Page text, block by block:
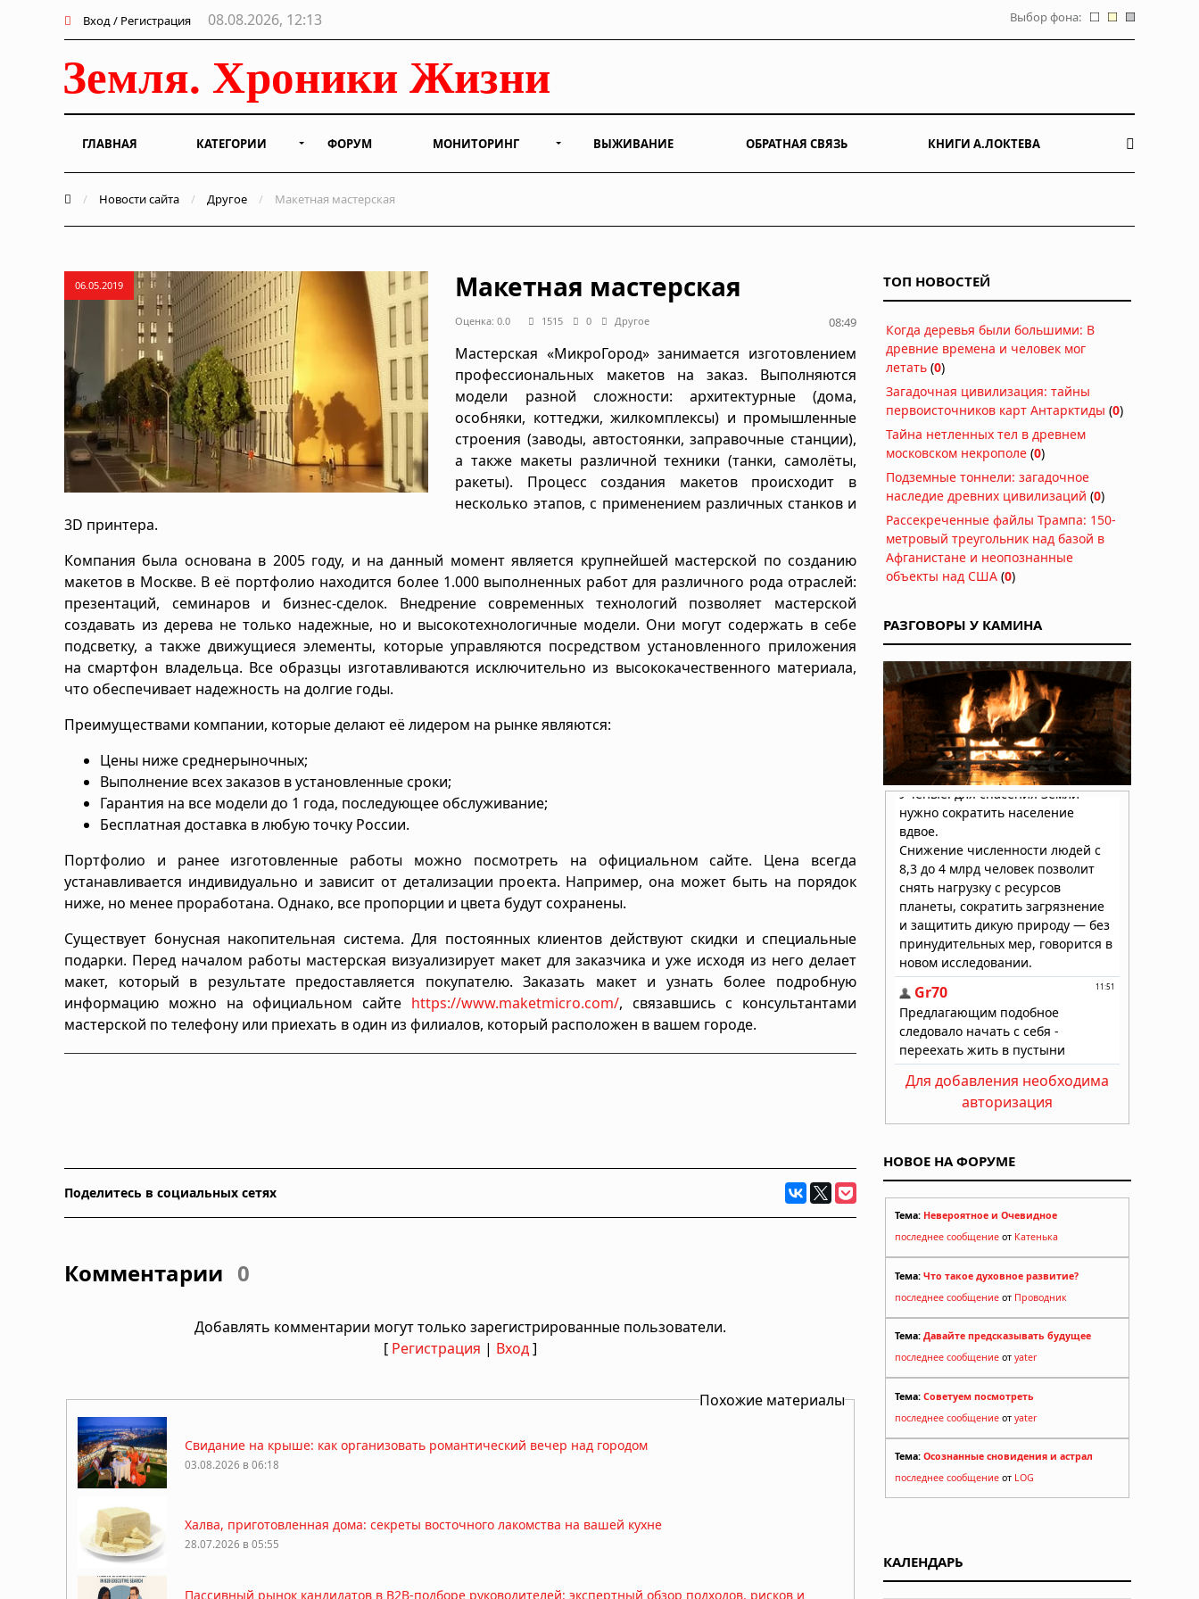
Вход / Регистрация 08.08.2026, 12:13 Выбор фона:
ГЛАВНАЯ КАТЕГОРИИ ФОРУМ МОНИТОРИНГ ВЫЖИВАНИЕ ОБРАТНАЯ СВЯЗЬ КНИГИ А.ЛОКТЕВА
/ Новости сайта / Другое / Макетная мастерская
06.05.2019 Макетная мастерская
Оценка: 0.0 1515 0 Другое 08:49
Мастерская «МикроГород» занимается изготовлением
профессиональных макетов на заказ. Выполняются
модели разной сложности: архитектурные (дома,
особняки, коттеджи, жилкомплексы) и промышленные
строения (заводы, автостоянки, заправочные станции),
а также макеты различной техники (танки, самолёты,
ракеты). Процесс создания макетов происходит в
несколько этапов, с применением различных станков и
3D принтера.
Компания была основана в 2005 году, и на данный момент является крупнейшей мастерской по созданию
макетов в Москве. В её портфолио находится более 1.000 выполненных работ для различного рода отраслей:
презентаций, семинаров и бизнес-сделок. Внедрение современных технологий позволяет мастерской
создавать из дерева не только надежные, но и высокотехнологичные модели. Они могут содержать в себе
подсветку, а также движущиеся элементы, которые управляются посредством установленного приложения
на смартфон владельца. Все образцы изготавливаются исключительно из высококачественного материала,
что обеспечивает надежность на долгие годы.
Преимуществами компании, которые делают её лидером на рынке являются:
Цены ниже среднерыночных;
Выполнение всех заказов в установленные сроки;
Гарантия на все модели до 1 года, последующее обслуживание;
Бесплатная доставка в любую точку России.
Портфолио и ранее изготовленные работы можно посмотреть на официальном сайте. Цена всегда
устанавливается индивидуально и зависит от детализации проекта. Например, она может быть на порядок
ниже, но менее проработана. Однако, все пропорции и цвета будут сохранены.
Существует бонусная накопительная система. Для постоянных клиентов действуют скидки и специальные
подарки. Перед началом работы мастерская визуализирует макет для заказчика и уже исходя из него делает
макет, который в результате предоставляется покупателю. Заказать макет и узнать более подробную
информацию можно на официальном сайте https://www.maketmicro.com/, связавшись с консультантами
мастерской по телефону или приехать в один из филиалов, который расположен в вашем городе.
Поделитесь в социальных сетях
Комментарии 0
Добавлять комментарии могут только зарегистрированные пользователи.
[ Регистрация | Вход]
Похожие материалы
Свидание на крыше: как организовать романтический вечер над городом
03.08.2026 в 06:18
Халва, приготовленная дома: секреты восточного лакомства на вашей кухне
28.07.2026 в 05:55
Пассивный рынок кандидатов в B2B-подборе руководителей: экспертный обзор подходов, рисков и
ТОП НОВОСТЕЙ
Когда деревья были большими: В
древние времена и человек мог
летать (0)
Загадочная цивилизация: тайны
первоисточников карт Антарктиды (0)
Тайна нетленных тел в древнем
московском некрополе (0)
Подземные тоннели: загадочное
наследие древних цивилизаций (0)
Рассекреченные файлы Трампа: 150-
метровый треугольник над базой в
Афганистане и неопознанные
объекты над США (0)
РАЗГОВОРЫ У КАМИНА
Для добавления необходима
авторизация
НОВОЕ НА ФОРУМЕ
Тема: Невероятное и Очевидное
последнее сообщение от Катенька
Тема: Что такое духовное развитие?
последнее сообщение от Проводник
Тема: Давайте предсказывать будущее
последнее сообщение от yater
Тема: Советуем посмотреть
последнее сообщение от yater
Тема: Осознанные сновидения и астрал
последнее сообщение от LOG
КАЛЕНДАРЬ